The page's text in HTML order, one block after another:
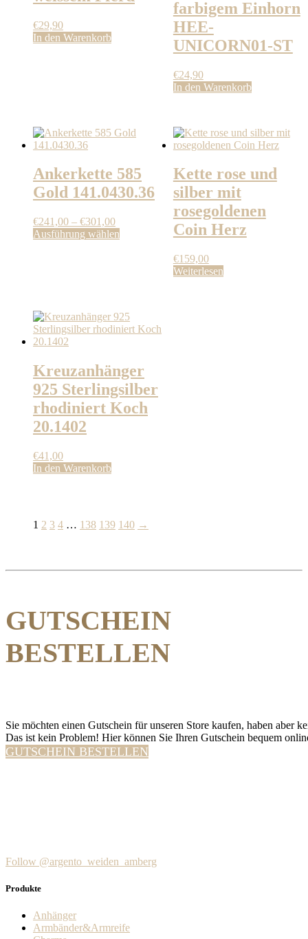
€29,90
In den Warenkorb
farbigem Einhorn
HEE-
UNICORN01-ST
€24,90
In den Warenkorb
Ankerkette 585
Gold 141.0430.36
€241,00 – €301,00Preisspanne:
€241,00
Ausführung wählen
Optionen
können
Produktseite
gewählt
werden
Kette rose und
silber mit
rosegoldenen
Coin Herz
€159,00
Weiterlesen
Kreuzanhänger
925 Sterlingsilber
rhodiniert Koch
20.1402
€41,00
In den Warenkorb
1 2 3 4 … 138 139 140 →
GUTSCHEIN
BESTELLEN
Sie möchten einen Gutschein für unseren Store kaufen, haben aber
Das ist kein Problem! Hier können Sie Ihren Gutschein bequem
GUTSCHEIN BESTELLEN
Follow @argento_weiden_amberg
Produkte
Anhänger
Armbänder&Armreife